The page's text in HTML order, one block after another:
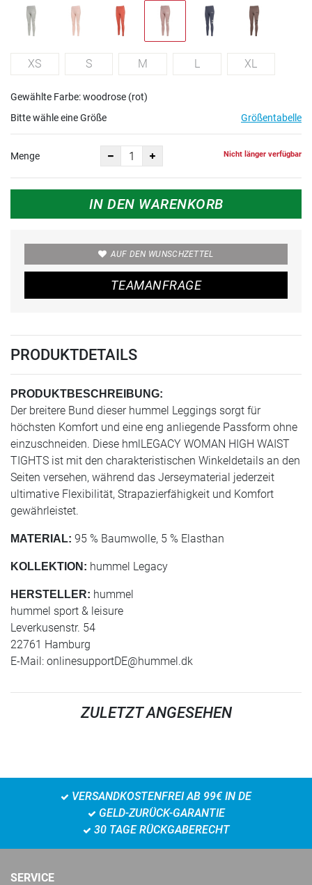
XS S M L XL
Gewählte Farbe: woodrose (rot)
Bitte wähle eine Größe
Größentabelle
Menge Nicht länger verfügbar
IN DEN WARENKORB
AUF DEN WUNSCHZETTEL
TEAMANFRAGE
PRODUKTDETAILS
PRODUKTBESCHREIBUNG:
Der breitere Bund dieser hummel Leggings sorgt für
höchsten Komfort und eine eng anliegende Passform ohne
einzuschneiden. Diese hmlLEGACY WOMAN HIGH WAIST
TIGHTS ist mit den charakteristischen Winkeldetails an den
Seiten versehen, während das Jerseymaterial jederzeit
ultimative Flexibilität, Strapazierfähigkeit und Komfort
gewährleistet.
MATERIAL: 95 % Baumwolle, 5 % Elasthan
KOLLEKTION: hummel Legacy
HERSTELLER: hummel
hummel sport & leisure
Leverkusenstr. 54
22761 Hamburg
E-Mail: onlinesupportDE@hummel.dk
ZULETZT ANGESEHEN
VERSANDKOSTENFREI AB 99€ IN DE
GELD-ZURÜCK-GARANTIE
30 TAGE RÜCKGABERECHT
SERVICE